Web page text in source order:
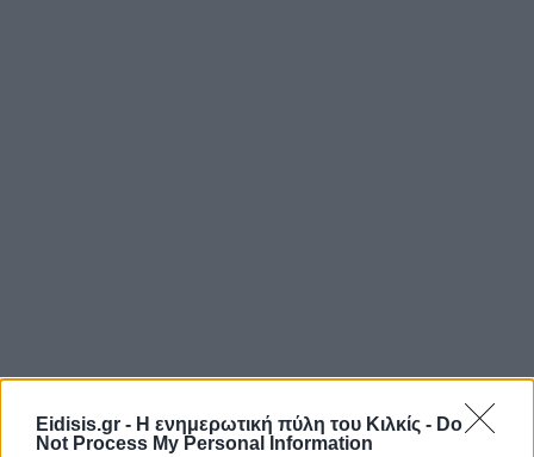
Eidisis.gr - Η ενημερωτική πύλη του Κιλκίς - Do
Not Process My Personal Information